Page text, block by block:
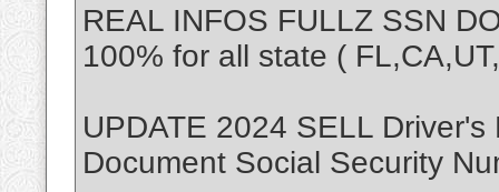
REAL INFOS FULLZ SSN
100% for all state (
UPDATE 2024 SELL
Document Social Security